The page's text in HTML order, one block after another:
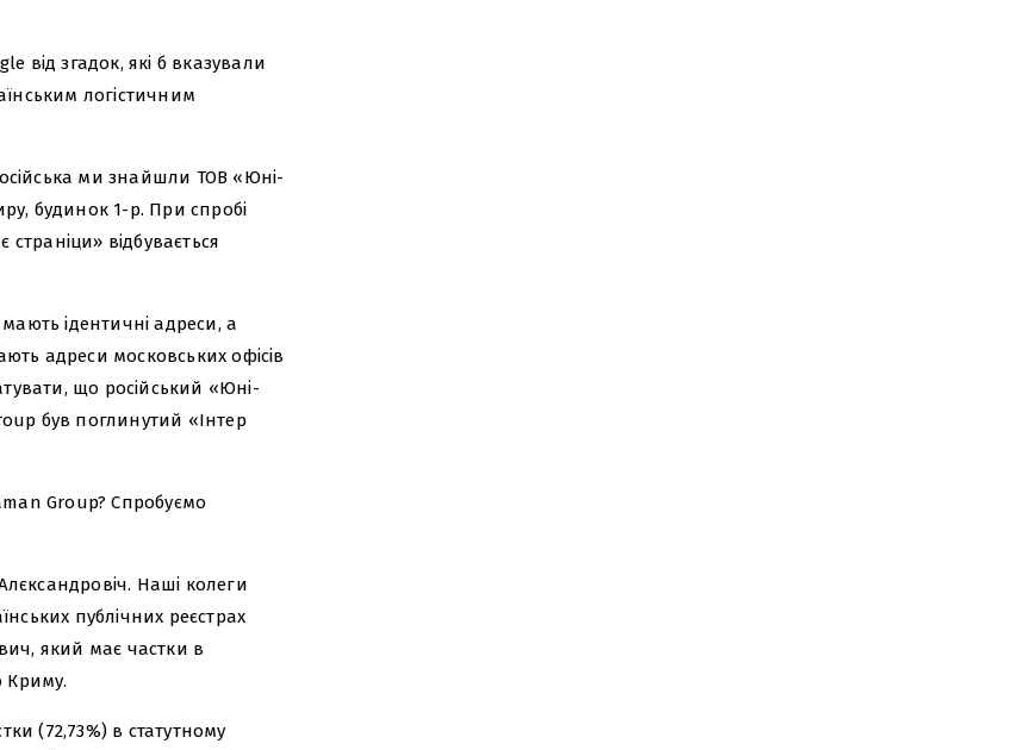
від згадок, які б вказували
логістичним
ми знайшли ТОВ «Юні-
будинок 1-р. При спробі
страніци» відбувається
ідентичні адреси, а
адреси московських офісів
що російський «Юні-
був поглинутий «Інтер
Group? Спробуємо
Наші колеги
публічних реєстрах
який має частки в
Криму.
(72,73%) в статутному